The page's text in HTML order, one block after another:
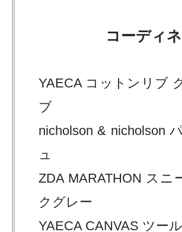
コーディ
YAECA コットンリブ
ブ
nicholson & nicholson
ュ
ZDA MARATHON ス
クグレー
YAECA CANVAS ツー